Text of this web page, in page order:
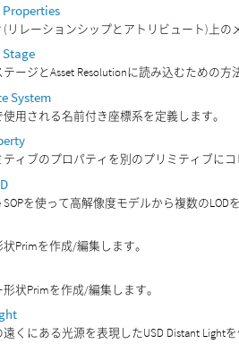
(リレーションシップとアトリビュート)上の
テージとAsset Resolutionに読み込むための
System
用される名前付き座標系を定義します。
ティブのプロパティを別のプリミティブに
SOPを使って高解像度モデルから複数の
Primを作成/編集します。
状Primを作成/編集します。
くにある光源を表現したUSD Distant Light